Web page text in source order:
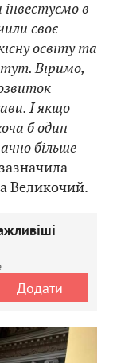
в
своє
освіту та
тут. Віримо,
І якщо
б один
більше
Великочий.
Додати